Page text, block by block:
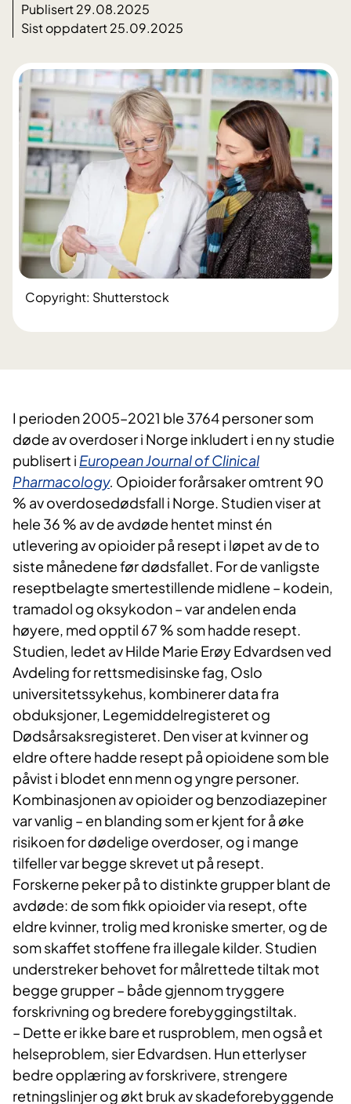
Publisert 29.08.2025
Sist oppdatert 25.09.2025
Copyright: Shutterstock
I perioden 2005–2021 ble 3764 personer som
døde av overdoser i Norge inkludert i en ny studie
publisert i European Journal of Clinical
Pharmacology. Opioider forårsaker omtrent 90
% av overdosedødsfall i Norge. Studien viser at
hele 36 % av de avdøde hentet minst én
utlevering av opioider på resept i løpet av de to
siste månedene før dødsfallet. For de vanligste
reseptbelagte smertestillende midlene – kodein,
tramadol og oksykodon – var andelen enda
høyere, med opptil 67 % som hadde resept.
Studien, ledet av Hilde Marie Erøy Edvardsen ved
Avdeling for rettsmedisinske fag, Oslo
universitetssykehus, kombinerer data fra
obduksjoner, Legemiddelregisteret og
Dødsårsaksregisteret. Den viser at kvinner og
eldre oftere hadde resept på opioidene som ble
påvist i blodet enn menn og yngre personer.
Kombinasjonen av opioider og benzodiazepiner
var vanlig – en blanding som er kjent for å øke
risikoen for dødelige overdoser, og i mange
tilfeller var begge skrevet ut på resept.
Forskerne peker på to distinkte grupper blant de
avdøde: de som fikk opioider via resept, ofte
eldre kvinner, trolig med kroniske smerter, og de
som skaffet stoffene fra illegale kilder. Studien
understreker behovet for målrettede tiltak mot
begge grupper – både gjennom tryggere
forskrivning og bredere forebyggingstiltak.
– Dette er ikke bare et rusproblem, men også et
helseproblem, sier Edvardsen. Hun etterlyser
bedre opplæring av forskrivere, strengere
retningslinjer og økt bruk av skadeforebyggende